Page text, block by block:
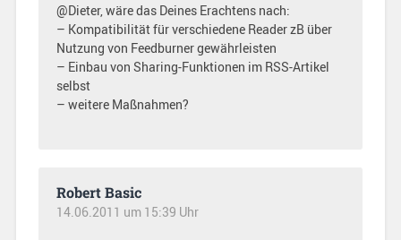
@Dieter, wäre das Deines Erachtens nach:
– Kompatibilität für verschiedene Reader zB über
Nutzung von Feedburner gewährleisten
– Einbau von Sharing-Funktionen im RSS-Artikel
selbst
– weitere Maßnahmen?
Robert Basic
14.06.2011 um 15:39 Uhr